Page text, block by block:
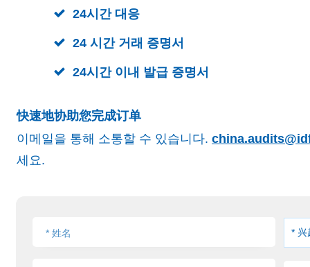
24시간 대응
24 시간 거래 증명서
24시간 이내 발급 증명서
快速地协助您完成订单
이메일을 통해 소통할 수 있습니다.
세요.
* 兴